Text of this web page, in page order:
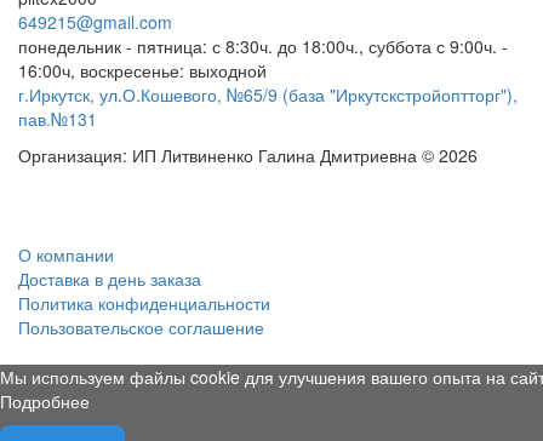
Мы используем файлы cookie для улучшения вашего опыта на
Подробнее
649215@gmail.com
понедельник - пятница: с 8:30ч. до 18:00ч., суббота с 9:00ч. -
16:00ч, воскресенье: выходной
г.Иркутск, ул.О.Кошевого, №65/9 (база "Иркутскстройоптторг"),
пав.№131
Организация: ИП Литвиненко Галина Дмитриевна © 2026
О компании
Доставка в день заказа
Политика конфиденциальности
Пользовательское соглашение